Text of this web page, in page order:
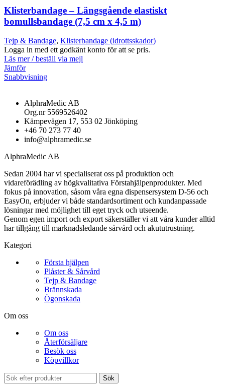
Klisterbandage – Längsgående elastiskt
bomullsbandage (7,5 cm x 4,5 m)
Tejp & Bandage, Klisterbandage (idrottsskador)
Logga in med ett godkänt konto för att se pris.
Läs mer / beställ via mejl
Jämför
Snabbvisning
AlphraMedic AB
Org.nr 5569526402
Kämpevägen 17, 553 02 Jönköping
+46 70 273 77 40
info@alphramedic.se
AlphraMedic AB
Sedan 2004 har vi specialiserat oss på produktion och
vidareförädling av högkvalitativa Förstahjälpenprodukter. Med
fokus på innovation, såsom våra egna dispensersystem D-56 och
EasyOn, erbjuder vi både standardsortiment och kundanpassade
lösningar med möjlighet till eget tryck och utseende.
Genom egen import och export säkerställer vi att våra kunder alltid
har tillgång till marknadsledande sårvård och akututrustning.
Kategori
Första hjälpen
Plåster & Sårvård
Tejp & Bandage
Brännskada
Ögonskada
Om oss
Om oss
Återförsäljare
Besök oss
Köpvillkor
Sök